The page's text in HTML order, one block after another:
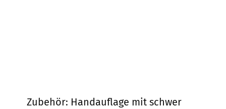
Zubehör: Handauflage mit schwer